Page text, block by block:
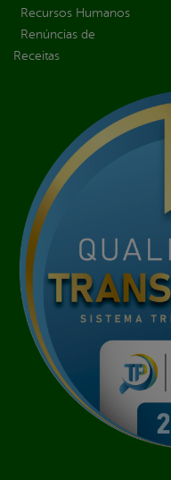
Recursos Humanos
Renúncias de
Receitas